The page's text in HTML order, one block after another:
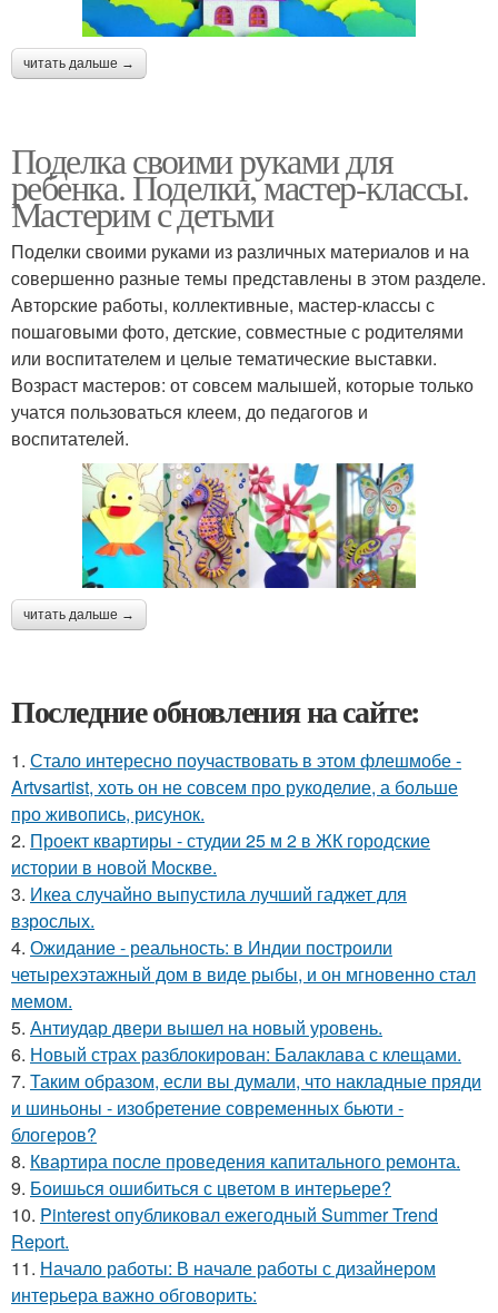
читать дальше →
Поделка своими руками для
ребенка. Поделки, мастер-классы.
Мастерим с детьми
Поделки своими руками из различных материалов и на
совершенно разные темы представлены в этом разделе.
Авторские работы, коллективные, мастер-классы с
пошаговыми фото, детские, совместные с родителями
или воспитателем и целые тематические выставки.
Возраст мастеров: от совсем малышей, которые только
учатся пользоваться клеем, до педагогов и
воспитателей.
читать дальше →
Последние обновления на сайте:
1. Стало интересно поучаствовать в этом флешмобе -
Artvsartist, хоть он не совсем про рукоделие, а больше
про живопись, рисунок.
2. Проект квартиры - студии 25 м 2 в ЖК городские
истории в новой Москве.
3. Икеа случайно выпустила лучший гаджет для
взрослых.
4. Ожидание - реальность: в Индии построили
четырехэтажный дом в виде рыбы, и он мгновенно стал
мемом.
5. Антиудар двери вышел на новый уровень.
6. Новый страх разблокирован: Балаклава с клещами.
7. Таким образом, если вы думали, что накладные пряди
и шиньоны - изобретение современных бьюти -
блогеров?
8. Квартира после проведения капитального ремонта.
9. Боишься ошибиться с цветом в интерьере?
10. Pinterest опубликовал ежегодный Summer Trend
Report.
11. Начало работы: В начале работы с дизайнером
интерьера важно обговорить: